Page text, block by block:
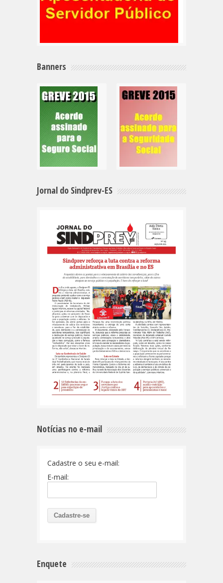
Banners
Jornal do Sindprev-ES
Notícias no e-mail
Cadastre o seu e-mail:
E-mail:
Enquete